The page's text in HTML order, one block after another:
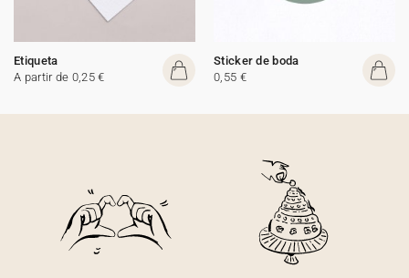
Etiqueta
A partir de 0,25 €
Sticker de boda
0,55 €